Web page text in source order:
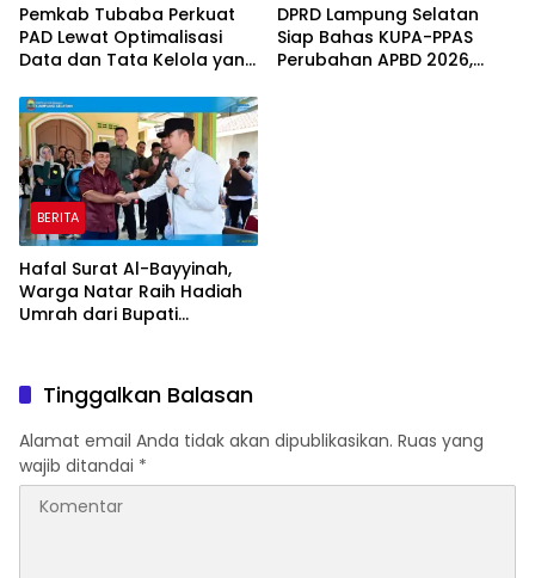
Pemkab Tubaba Perkuat
PAD Lewat Optimalisasi
Data dan Tata Kelola yang
DPRD Lampung Selatan
Siap Bahas KUPA-PPAS
Perubahan APBD 2026,
BERITA
Hafal Surat Al-Bayyinah,
Warga Natar Raih Hadiah
Umrah dari Bupati
Tinggalkan Balasan
Alamat email Anda tidak akan dipublikasikan. Ruas yang
wajib ditandai *